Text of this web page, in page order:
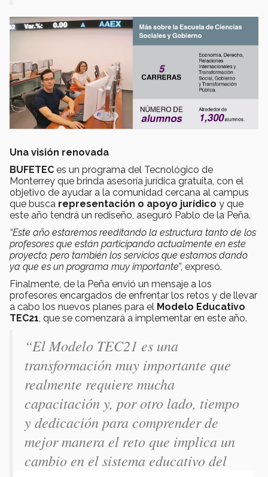
Una visión renovada
BUFETEC es un programa del Tecnológico de
Monterrey que brinda asesoría jurídica gratuita, con el
objetivo de ayudar a la comunidad cercana al campus
que busca representación o apoyo jurídico y que
este año tendrá un rediseño, aseguró Pablo de la Peña.
“Este año estaremos reeditando la estructura tanto de los
profesores que están participando actualmente en este
proyecto, pero también los servicios que estamos dando
ya que es un programa muy importante”, expresó.
Finalmente, de la Peña envió un mensaje a los
profesores encargados de enfrentar los retos y de llevar
a cabo los nuevos planes para el Modelo Educativo
TEC21, que se comenzará a implementar en este año.
“El Modelo TEC21 es una
transformación muy importante que
realmente requiere mucha
capacitación y, por otro lado, tiempo
y dedicación para comprender de
mejor manera el reto que implica un
cambio en el sistema educativo del